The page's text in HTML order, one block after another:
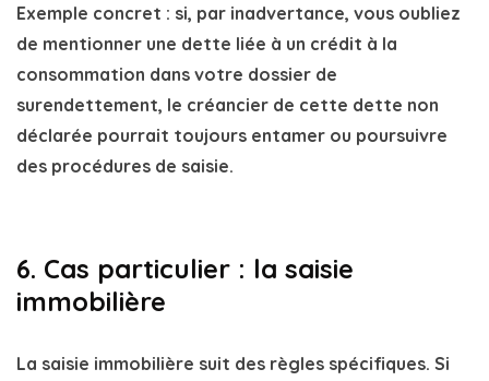
Exemple concret : si, par inadvertance, vous oubliez
de mentionner une dette liée à un crédit à la
consommation dans votre dossier de
surendettement, le créancier de cette dette non
déclarée pourrait toujours entamer ou poursuivre
des procédures de saisie.
6. Cas particulier : la saisie
immobilière
La saisie immobilière suit des règles spécifiques. Si